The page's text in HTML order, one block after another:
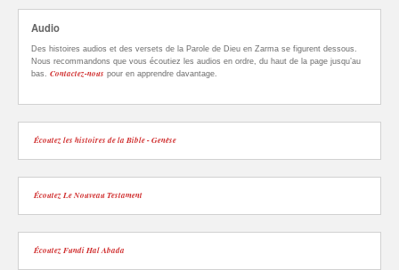
Audio
Des histoires audios et des versets de la Parole de Dieu en Zarma se figurent dessous.
Nous recommandons que vous écoutiez les audios en ordre, du haut de la page jusqu’au
bas. Contactez-nous pour en apprendre davantage.
Écoutez les histoires de la Bible - Genèse
Écoutez Le Nouveau Testament
Écoutez Fundi Hal Abada